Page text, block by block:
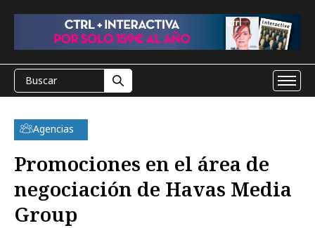
Agencias
Promociones en el área de
negociación de Havas Media
Group